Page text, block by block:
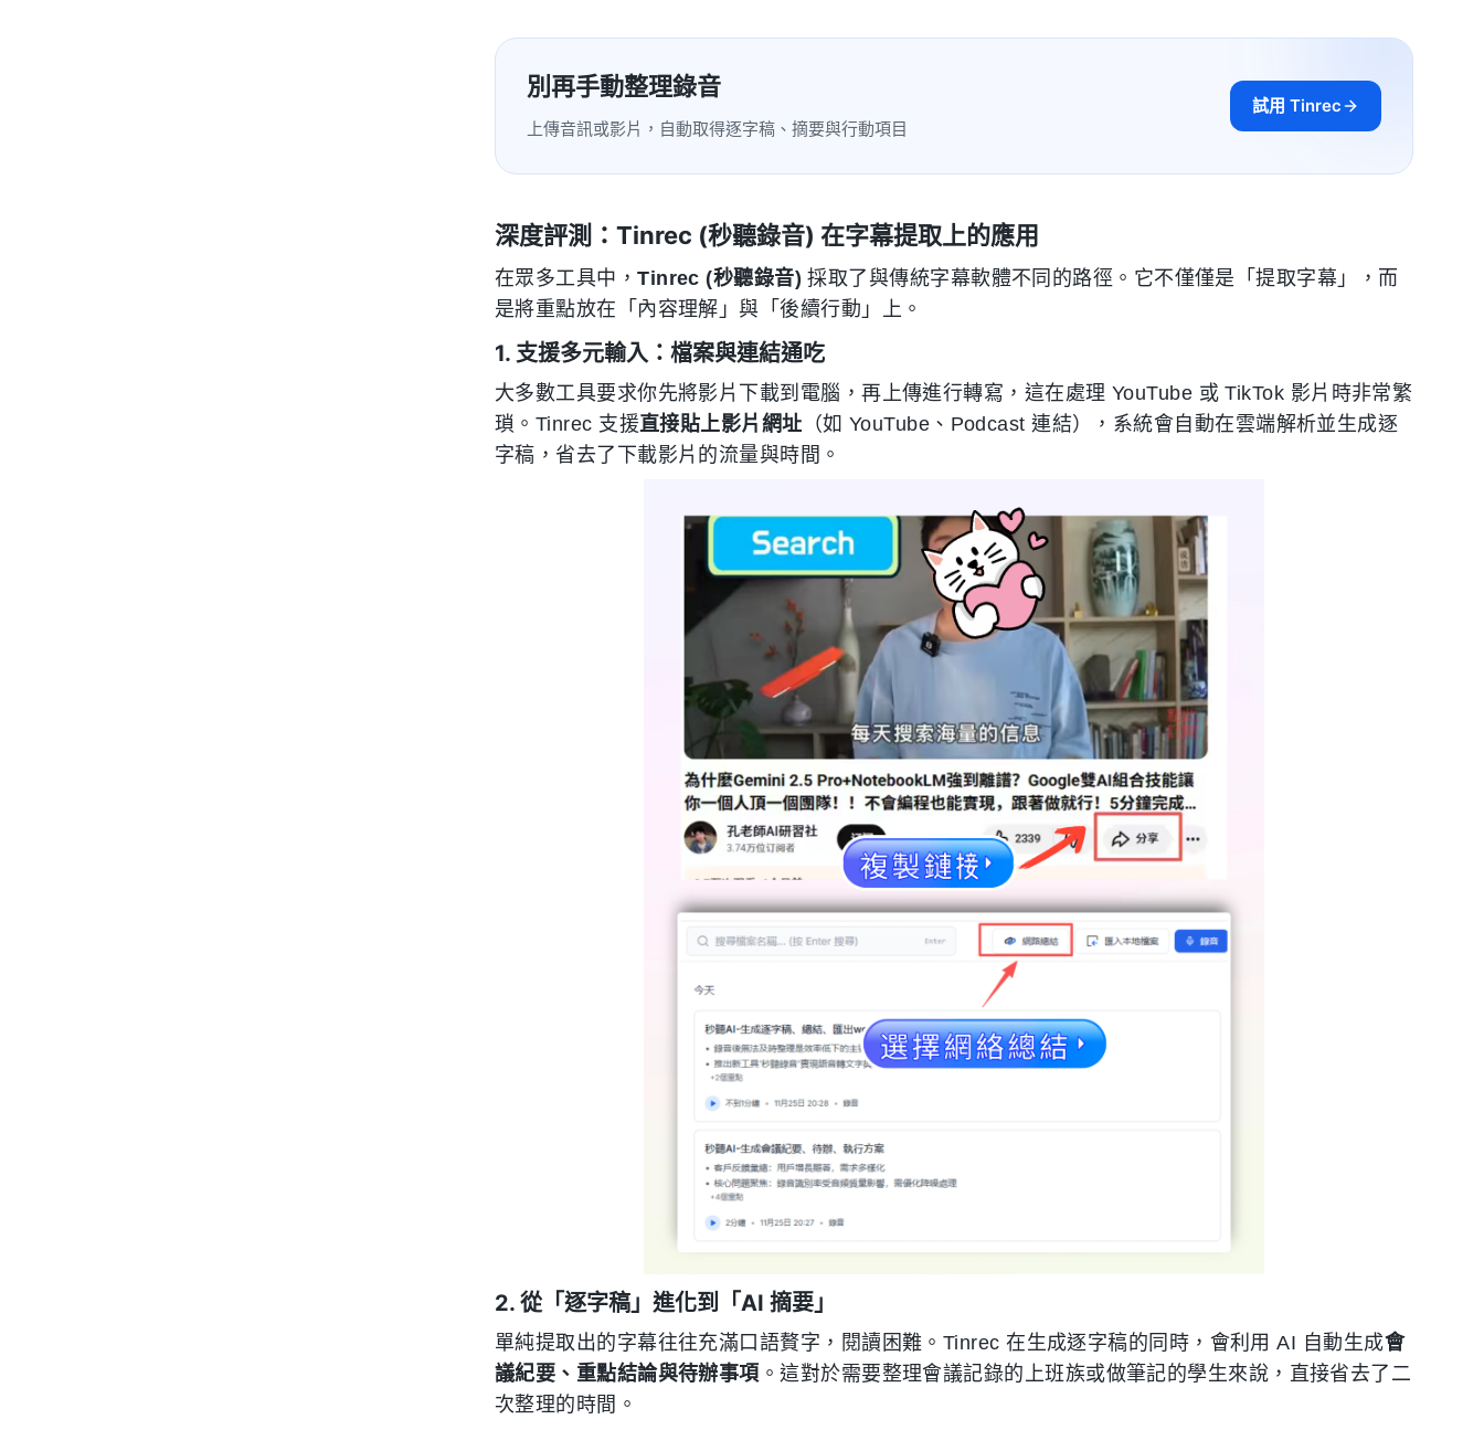
別再手動整理錄音
上傳音訊或影片，自動取得逐字稿、摘要與行動項目
試用 Tinrec
深度評測：Tinrec (秒聽錄音) 在字幕提取上的應用
在眾多工具中，Tinrec (秒聽錄音) 採取了與傳統字幕軟體不同的路徑。它不僅僅是「提取字幕」，而
是將重點放在「內容理解」與「後續行動」上。
1. 支援多元輸入：檔案與連結通吃
大多數工具要求你先將影片下載到電腦，再上傳進行轉寫，這在處理 YouTube 或 TikTok 影片時非常繁
瑣。Tinrec 支援直接貼上影片網址 （如 YouTube、Podcast 連結），系統會自動在雲端解析並生成逐
字稿，省去了下載影片的流量與時間。
2. 從「逐字稿」進化到「AI 摘要」
單純提取出的字幕往往充滿口語贅字，閱讀困難。Tinrec 在生成逐字稿的同時，會利用 AI 自動生成會
議紀要、重點結論與待辦事項 。這對於需要整理會議記錄的上班族或做筆記的學生來說，直接省去了二
次整理的時間。